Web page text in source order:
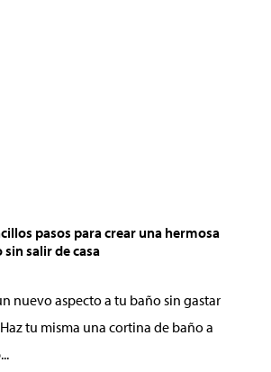
pasos para crear una hermosa
salir de casa
nuevo aspecto a tu baño sin gastar
tu misma una cortina de baño a